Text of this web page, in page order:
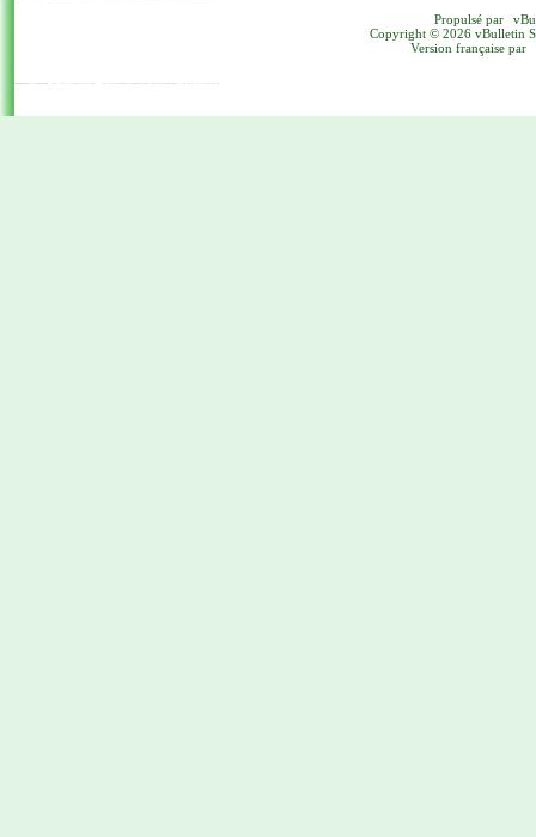
Propulsé par
Copyright © 2026 vBulletin
Version française par